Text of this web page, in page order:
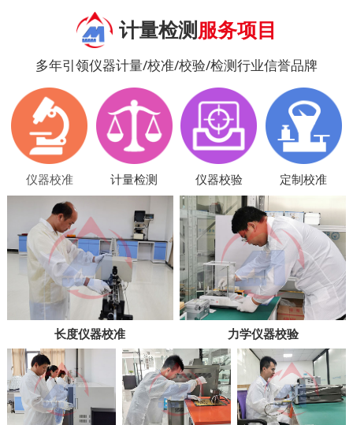
计量检测服务项目
多年引领仪器计量/校准/校验/检测行业信誉品牌
仪器校准 计量检测 仪器校验 定制校准
长度仪器校准 力学仪器校验